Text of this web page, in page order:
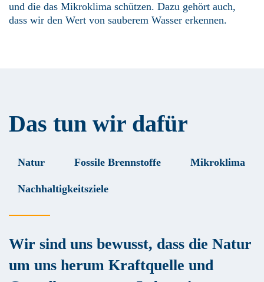
und die das Mikroklima schützen. Dazu gehört auch,
dass wir den Wert von sauberem Wasser erkennen.
Das tun wir dafür
Natur Fossile Brennstoffe Mikroklima
Nachhaltigkeitsziele
Wir sind uns bewusst, dass die Natur
um uns herum Kraftquelle und